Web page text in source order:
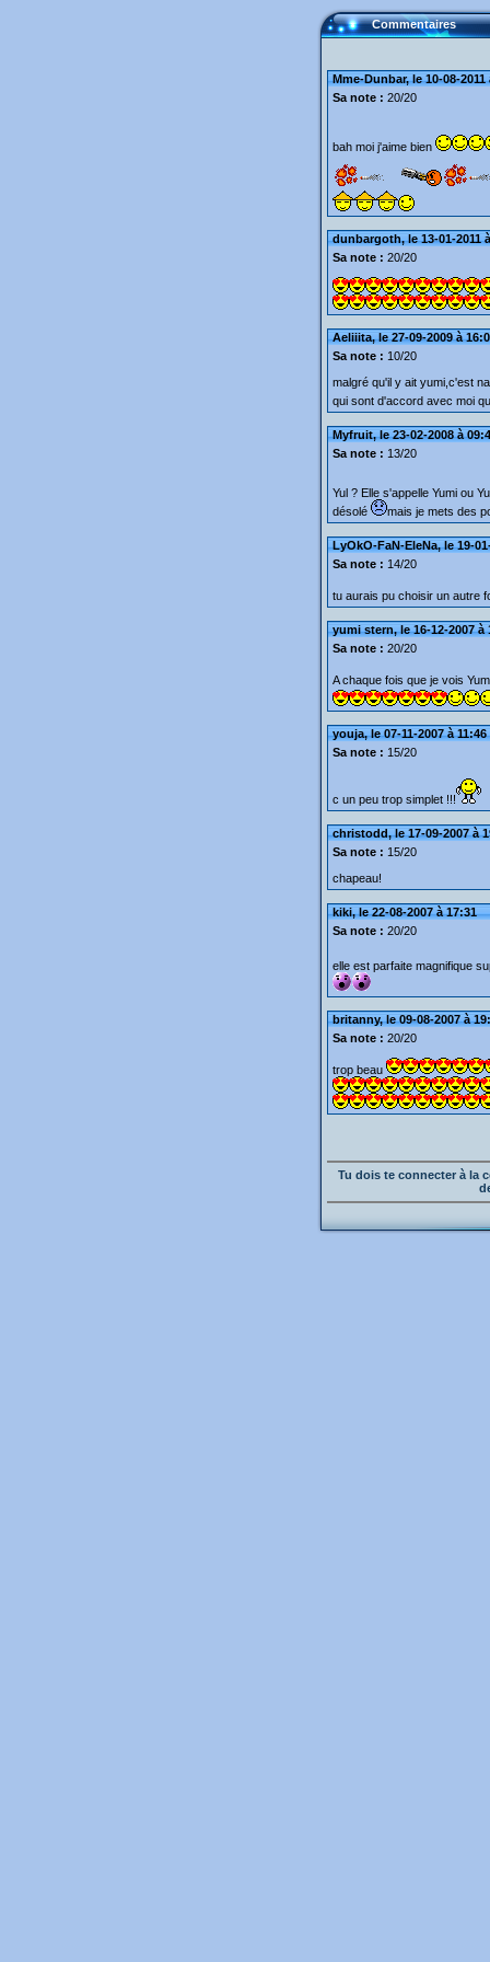
Commentaires
Mme-Dunbar, le 10-08-2011
Sa note : 20/20
bah moi j'aime bien
dunbargoth, le 13-01-2011
Sa note : 20/20
Aeliiita, le 27-09-2009 à
Sa note : 10/20
malgré qu'il y ait yumi,c'est
qui sont d'accord avec moi
Myfruit, le 23-02-2008 à
Sa note : 13/20
Yul ? Elle s'appelle Yumi ou
désolé
mais je mets des
LyOkO-FaN-EleNa, le 19-
Sa note : 14/20
tu aurais pu choisir un autre
yumi stern, le 16-12-2007 à
Sa note : 20/20
A chaque fois que je vois
youja, le 07-11-2007 à 11:46
Sa note : 15/20
c un peu trop simplet !!!
christodd, le 17-09-2007 à
Sa note : 15/20
chapeau!
kiki, le 22-08-2007 à 17:31
Sa note : 20/20
elle est parfaite magnifique
britanny, le 09-08-2007 à
Sa note : 20/20
trop beau
Tu dois te connecter à la